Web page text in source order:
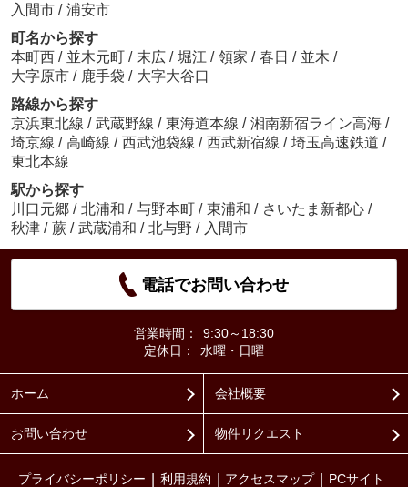
入間市 / 浦安市
町名から探す
本町西 / 並木元町 / 末広 / 堀江 / 領家 / 春日 / 並木 /
大字原市 / 鹿手袋 / 大字大谷口
路線から探す
京浜東北線 / 武蔵野線 / 東海道本線 / 湘南新宿ライン高海 /
埼京線 / 高崎線 / 西武池袋線 / 西武新宿線 / 埼玉高速鉄道 /
東北本線
駅から探す
川口元郷 / 北浦和 / 与野本町 / 東浦和 / さいたま新都心 /
秋津 / 蕨 / 武蔵浦和 / 北与野 / 入間市
電話でお問い合わせ
営業時間：
9:30～18:30
定休日：
水曜・日曜
ホーム 会社概要
お問い合わせ 物件リクエスト
プライバシーポリシー 利用規約 アクセスマップ PCサイト